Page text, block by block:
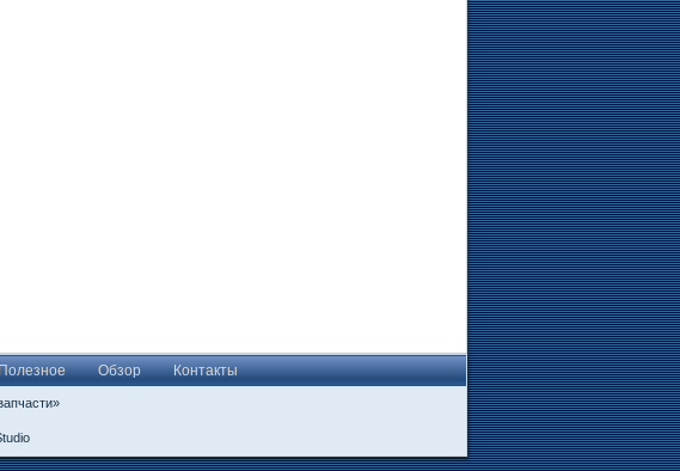
Обзор Контакты